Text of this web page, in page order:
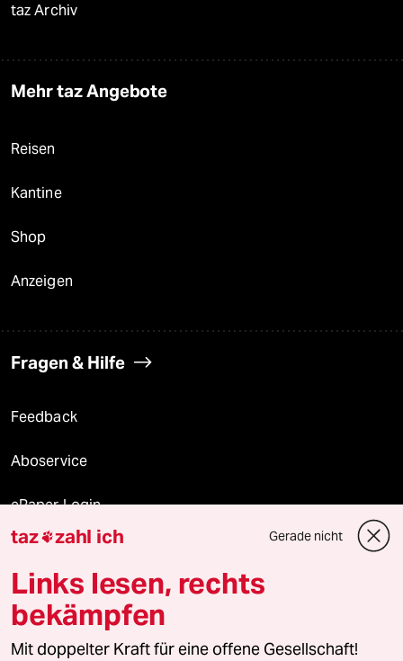
taz Archiv
Mehr taz Angebote
Reisen
Kantine
Shop
Anzeigen
Fragen & Hilfe
Feedback
Aboservice
ePaper Login
Downloads für Abonnierende
© 2026 taz Verlags und Vertriebs GmbH
Alle Rechte vorbehalten. Bei rechtlichen Fragen oder für Genehmigungen
taz zahl ich Gerade nicht
Links lesen, rechts
bekämpfen
Mit doppelter Kraft für eine offene Gesellschaft!